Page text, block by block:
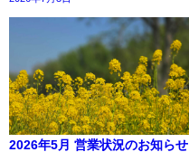
2026年5月 営業状況のお知らせ